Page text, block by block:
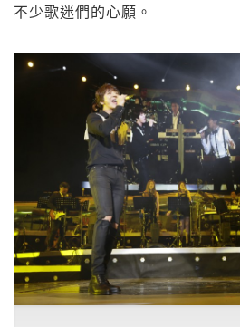
不少歌迷們的心願。